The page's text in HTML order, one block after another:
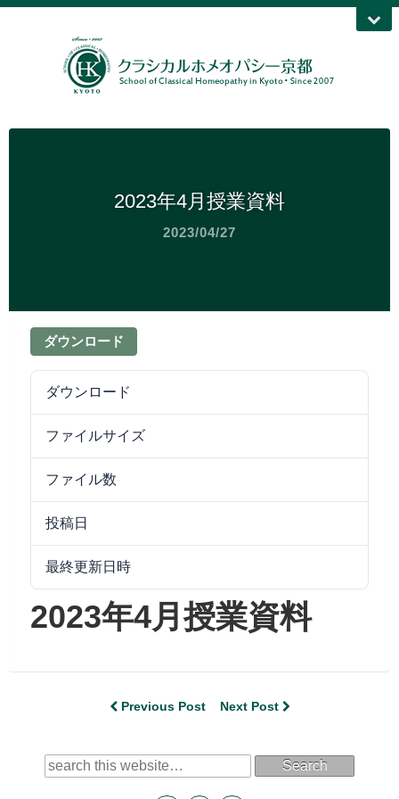
2023年4月授業資料
2023/04/27
ダウンロード
ダウンロード
ファイルサイズ
ファイル数
投稿日
最終更新日時
2023年4月授業資料
Previous Post Next Post
Search